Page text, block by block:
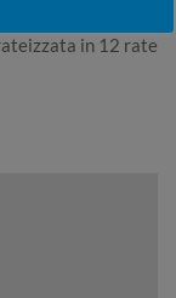
WEB TV
in 12 rate